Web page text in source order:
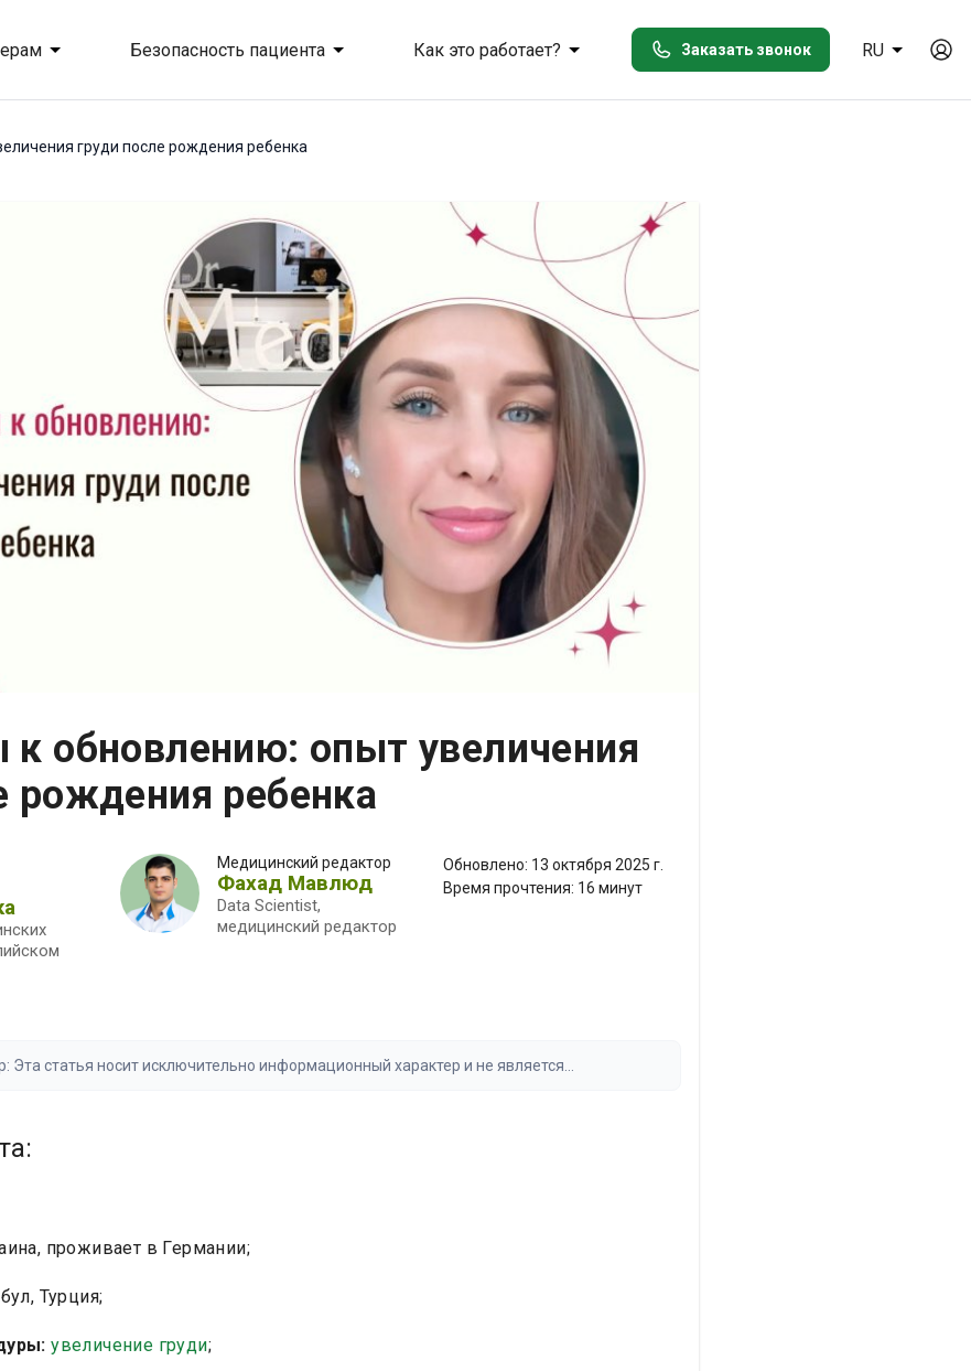
Безопасность пациента Как это работает? Заказать звонок RU
груди после рождения ребенка
обновлению: опыт увеличения
рождения ребенка
Медицинский редактор
Фахад Мавлюд
Data Scientist,
медицинский редактор
Обновлено: 13 октября 2025 г.
Время прочтения: 16 минут
Эта статья носит исключительно информационный характер и не является
проживает в Германии;
Турция;
увеличение груди;